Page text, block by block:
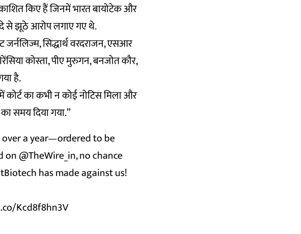
किए हैं जिनमें भारत बायोटेक और
से झूठे आरोप लगाए गए थे.
सिद्धार्थ वरदराजन, एसआर
कोस्ता, पीए मुरुगन, बनजोत कौर,
है.
कोर्ट का कभी न कोई नोटिस मिला और
समय दिया गया.”
a year—ordered to be
on@TheWire_in, no chance
has made against us!
Kcd8f8hn3V